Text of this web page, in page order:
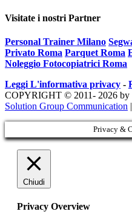
Visitate i nostri Partner
Personal Trainer Milano
Privato Roma Parquet Roma
Noleggio Fotocopiatrici Roma
Leggi L'informativa privacy -
COPYRIGHT © 2011- 2026 by
Solution Group Communication |
Privacy &
Chiudi
Privacy Overview